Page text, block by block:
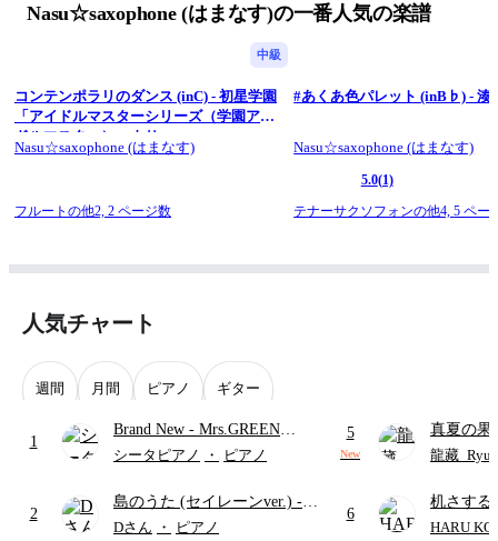
Nasu☆saxophone (はまなす)の一番人気の楽譜
中級
コンテンポラリのダンス (inC) - 初星学園
「アイドルマスターシリーズ（学園アイ
ドルマスター）」より
Nasu☆saxophone (はまなす)
フルートの他2, 2 ページ数
#あくあ色パレット (inB♭) - 湊
Nasu☆saxophone (はまなす)
5.0(1)
テナーサクソフォンの他4,5 ペー
人気チャート
週間 月間 ピアノ ギター
1
Brand New - Mrs.GREEN
APPLE
シータピアノ ・ ピアノ
2
島のうた (セイレーンver.) -
セイレーン(CV.鈴木みのり)
Dさん ・ ピアノ
5
New
真夏の
ターズ
龍藏
6
机さする
HARU